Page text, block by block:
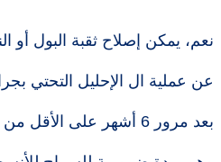
نعم، يمكن إصلاح ثقبة البول أو
عن عملية ال الإحليل التحتي
بعد مرور 6 أشهر على